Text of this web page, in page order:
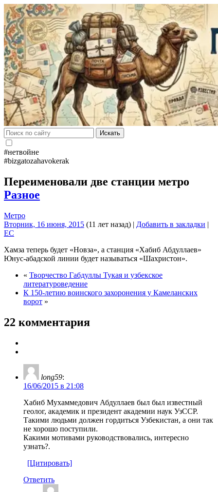
Искать
#нетвойне
#bizgatozahavokerak
Переименовали две станции метро
Разное
Метро
Вторник, 16 июня, 2015 (11 лет назад) | Добавить в закладки |
EC
Хамза теперь будет «Новза», а станция «Хабиб Абдуллаев»
Юнус-абадской линии будет называться «Шахристон».
« Творчество Габдуллы Тукая и узбекское
литературоведение
К 150-летию воинского захоронения у Камеланских
ворот »
22 комментария
long59:
16/06/2015 в 21:08
Хабиб Мухаммедович Абдуллаев был был известный
геолог, академик и президент академии наук УзССР.
Такими людьми должен гордиться Узбекистан, а они так
не хорошо поступили.
Какими мотивами руководствовались, интересно
узнать?.
[Цитировать]
Ответить